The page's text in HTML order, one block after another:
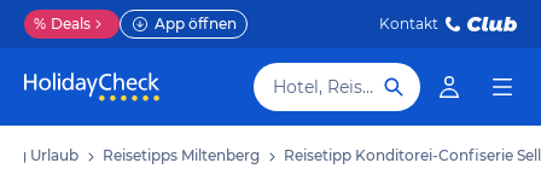
% Deals App öffnen Kontakt
Hotel, Reiseziel
Urlaub Reisetipps Miltenberg Reisetipp Konditorei-Confiserie Sell